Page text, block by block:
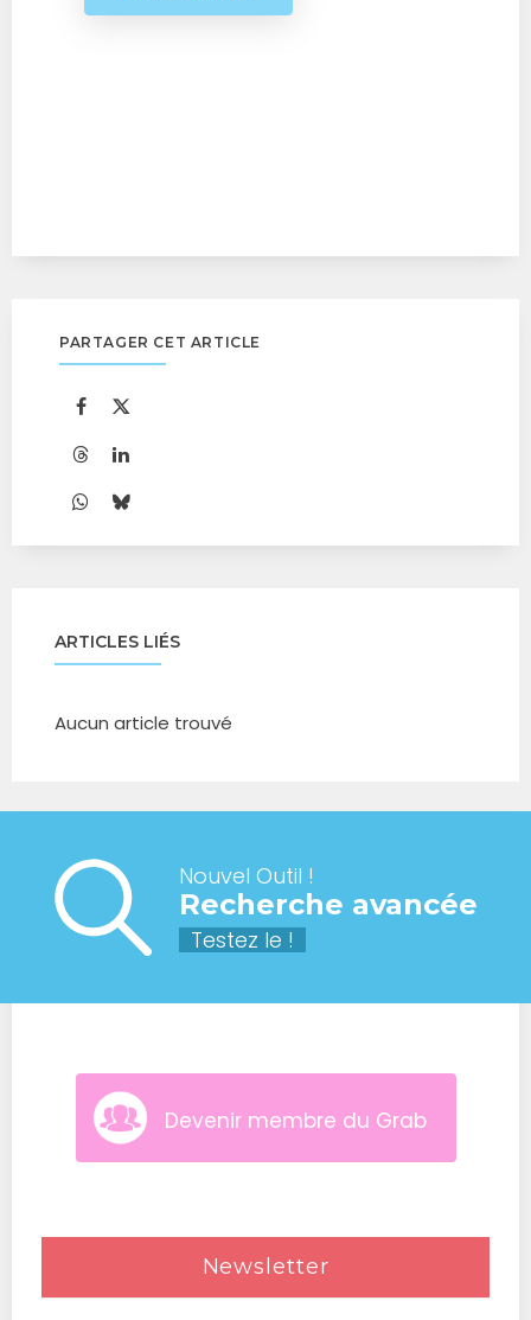
PARTAGER CET ARTICLE
ARTICLES LIÉS
Aucun article trouvé
Nouvel Outil !
Recherche avancée
Testez le !
Devenir membre du Grab
Newsletter